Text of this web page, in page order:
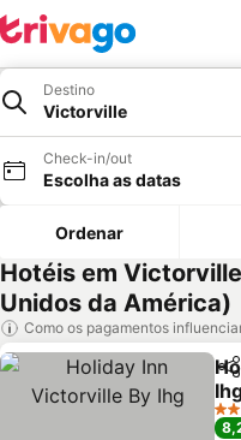
Destino
Victorville
Check-in/out
Escolha as datas
Ordenar
Hotéis em
Unidos da América)
Como os pagamentos
3